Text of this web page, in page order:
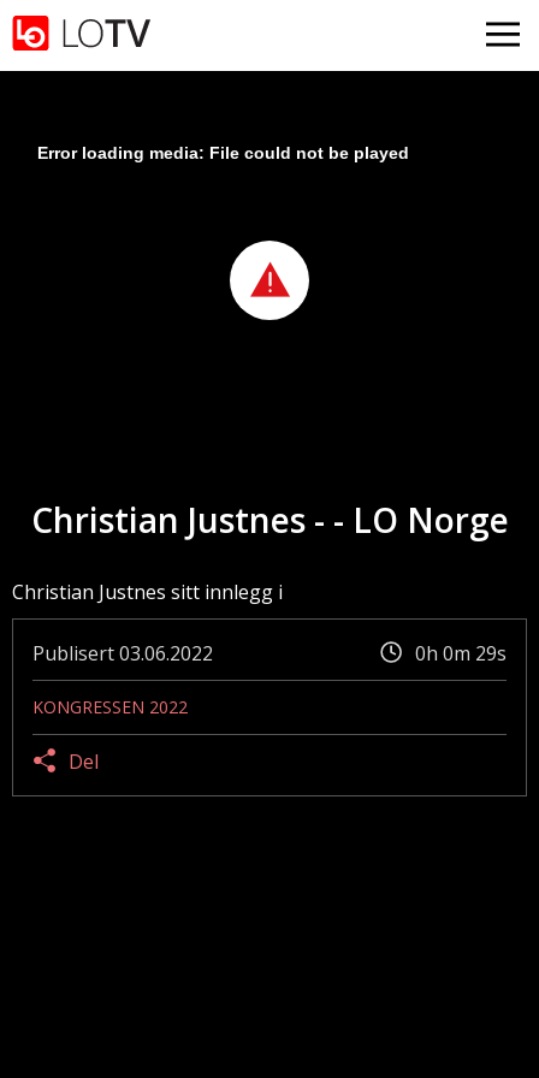
Gå til hovedinnhold
Error loading media: File could not be played
Christian Justnes - - LO Norge
Christian Justnes sitt innlegg i
Publisert03.06.2022 0h 0m 29s
KONGRESSEN 2022
Del